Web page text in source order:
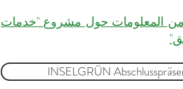
المعلومات حول مشروع "خدمات
INSELGRÜN